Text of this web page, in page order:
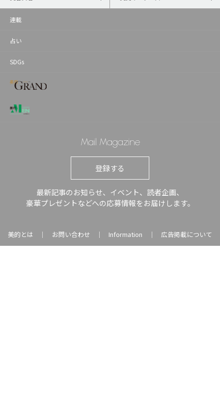
連載
占い
SDGs
Mail Magazine
登録する
最新記事のお知らせ、イベント、読者企画、
豪華プレゼントなどへの応募情報をお届けします。
美的とは ｜ お問い合わせ ｜ Information ｜ 広告掲載について